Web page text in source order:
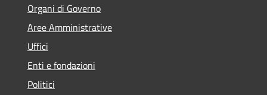
Organi di Governo
Aree Amministrative
Uffici
Enti e fondazioni
Politici